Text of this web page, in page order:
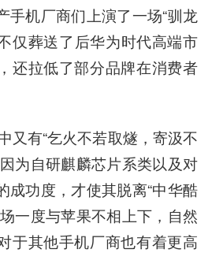
手机厂商们上演了一场“驯龙
仅葬送了后华为时代高端市
还拉低了部分品牌在消费者
又有“乞火不若取燧，寄汲不
为自研麒麟芯片系类以及对
成功度，才使其脱离“中华酷
一度与苹果不相上下，自然
于其他手机厂商也有着更高